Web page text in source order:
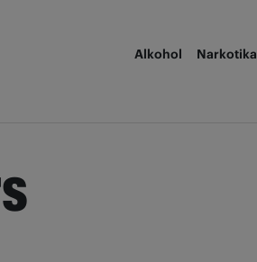
Alkohol Narkotika